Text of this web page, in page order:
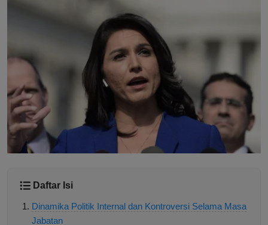
Daftar Isi
Dinamika Politik Internal dan Kontroversi Selama Masa
Jabatan